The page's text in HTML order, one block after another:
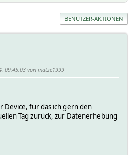
BENUTZER-AKTIONEN
09:45:03 von matze1999
Device, für das ich gern den
Tag zurück, zur Datenerhebung